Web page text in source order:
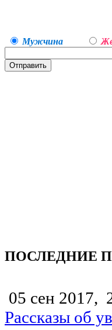
Мужчина
ПОСЛЕДНИЕ
05 сен 2017,
Рассказы об